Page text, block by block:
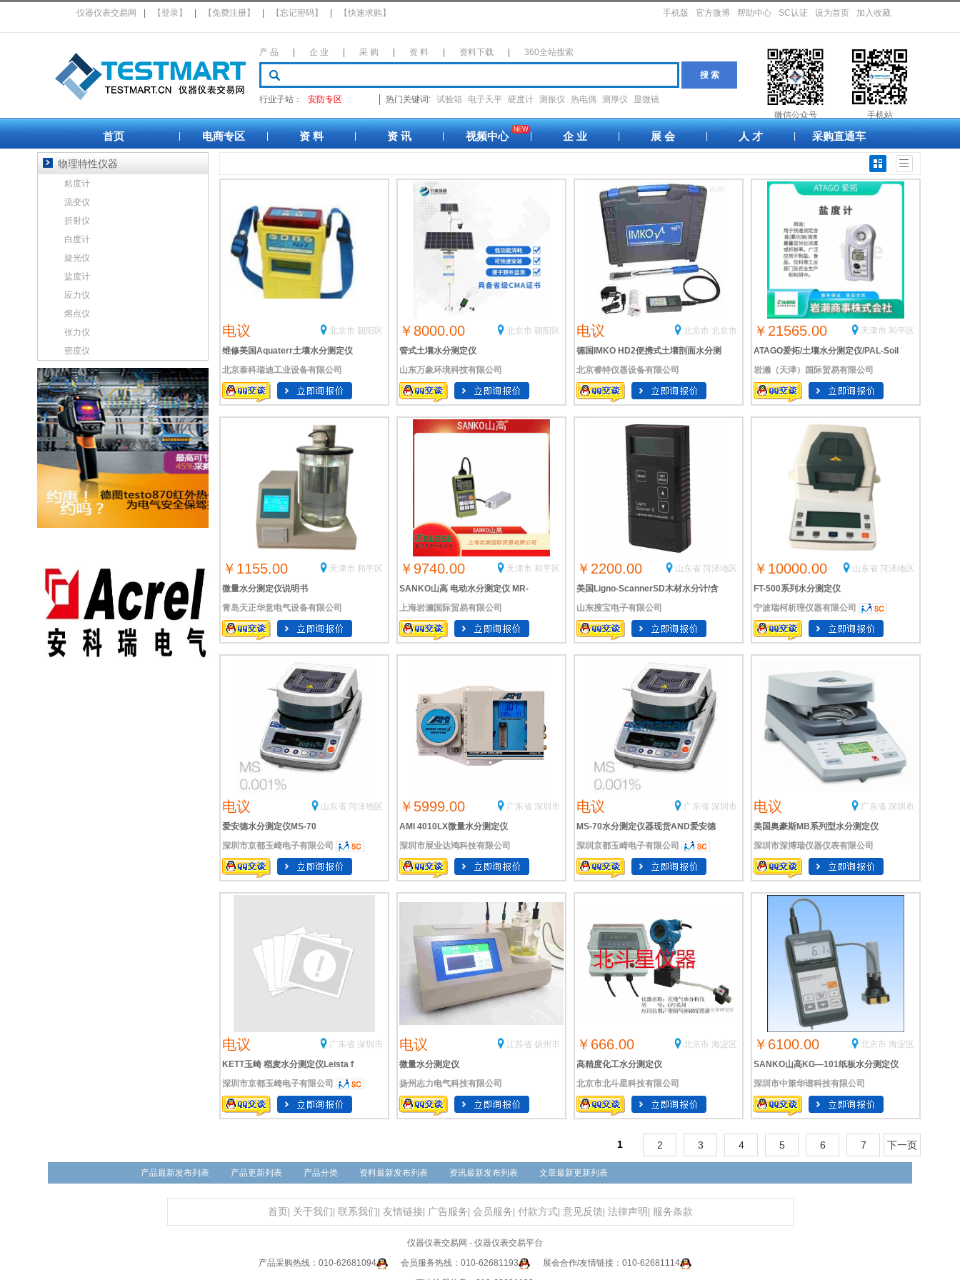
仪器仪表交易网 【登录】 【免费注册】 【忘记密码】 【快速求购】 手机版 官方微博 帮助中心 SC认证 设为首页 加入收藏
产 品 企 业 采 购 资 料 资料下载 360全站搜索
行业子站： 安防专区 热门关键词: 试验箱 电子天平 硬度计 测振仪 热电偶 测厚仪
显微镜
微信公众号
手机站
首页 电商专区 资 料 资 讯
NEW
视频中心 企 业 展 会 人 才 采购直通车
电议
北京市 朝阳区
维修美国Aquaterr土壤水分测定仪
北京泰科瑞迪工业设备有限公司
￥8000.00
北京市 朝阳区
管式土壤水分测定仪
山东万象环境科技有限公司
电议
北京市 北京市
德国IMKO HD2便携式土壤剖面水分测
定仪
北京睿特仪器设备有限公司
￥21565.00
天津市 和平区
ATAGO爱拓/土壤水分测定仪/PAL-Soil
岩濑（天津）国际贸易有限公司
￥1155.00
天津市 和平区
微量水分测定仪说明书
青岛天正华意电气设备有限公司
￥9740.00
天津市 和平区
SANKO山高 电动水分测定仪 MR-
200II.
上海岩濑国际贸易有限公司
￥2200.00
山东省 菏泽地区
美国Ligno-ScannerSD木材水分计/含
水率测试/木材水分测定仪
山东搜宝电子有限公司
￥10000.00
山东省 菏泽地区
FT-500系列水分测定仪
宁波瑞柯析理仪器有限公司
电议
山东省 菏泽地区
爱安德水分测定仪MS-70
深圳市京都玉崎电子有限公司
￥5999.00
广东省 深圳市
AMI 4010LX微量水分测定仪
深圳市展业达鸿科技有限公司
电议
广东省 深圳市
MS-70水分测定仪器现货AND爱安德
日本进口
深圳京都玉崎电子有限公司
电议
广东省 深圳市
美国奥豪斯MB系列型水分测定仪
MB35/MB45
深圳市深博瑞仪器仪表有限公司
电议
广东省 深圳市
KETT玉崎 稻麦水分测定仪Leista f
深圳市京都玉崎电子有限公司
电议
江苏省 扬州市
微量水分测定仪
扬州志力电气科技有限公司
￥666.00
北京市 海淀区
高精度化工水分测定仪
北京市北斗星科技有限公司
￥6100.00
北京市 海淀区
SANKO山高KG—101纸板水分测定仪
深圳市中策华谱科技有限公司
1 2 3 4 5 6 7 下一页
物理特性仪器
粘度计
流变仪
折射仪
白度计
旋光仪
盐度计
应力仪
熔点仪
张力仪
密度仪
产品最新发布列表 产品更新列表 产品分类 资料最新发布列表 资讯最新发布列表 文章最新更新列表
首页 关于我们 联系我们 友情链接| 广告服务 会员服务 付款方式| 意见反馈| 法律声明 服务条款
仪器仪表交易网 - 仪器仪表交易平台
产品采购热线：010-62681094
会员服务热线：010-62681193
展会合作/友情链接：010-62681114